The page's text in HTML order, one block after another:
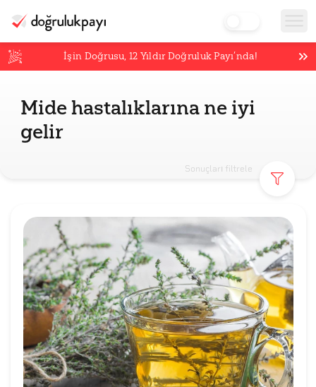
İşin Doğrusu,12 Yıldır Doğruluk Payı’nda!
Mide hastalıklarına ne iyi
gelir
Sonuçları filtrele